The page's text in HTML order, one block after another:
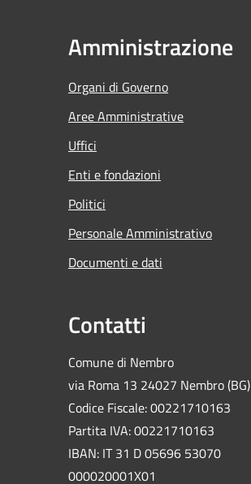
Amministrazione
Organi di Governo
Aree Amministrative
Uffici
Enti e fondazioni
Politici
Personale Amministrativo
Documenti e dati
Contatti
Comune di Nembro
via Roma 13 24027 Nembro (BG)
Codice Fiscale: 00221710163
Partita IVA: 00221710163
IBAN: IT 31 D 05696 53070
000020001X01